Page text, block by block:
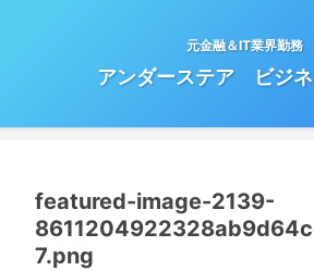
元金融＆IT業界勤務
アンダーステア ビジ
featured-image-2139-
7.png